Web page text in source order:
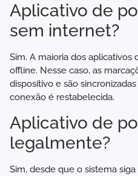
Aplicativo de
sem internet?
Sim. A maioria dos
offline. Nesse caso, as
dispositivo e são
conexão é restabelecida.
Aplicativo de
legalmente?
Sim, desde que o sistema